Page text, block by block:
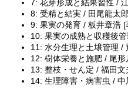
7: 花芽形成と結果習性 /
8: 受精と結実 / 田尾龍太
9: 果実の発育 / 板井章浩 [
10: 果実の成熟と収穫後
11: 水分生理と土壌管理 /
12: 樹体栄養と施肥 / 尾形
13: 整枝・せん定 / 福田文
14: 生理障害・病害虫 / 中